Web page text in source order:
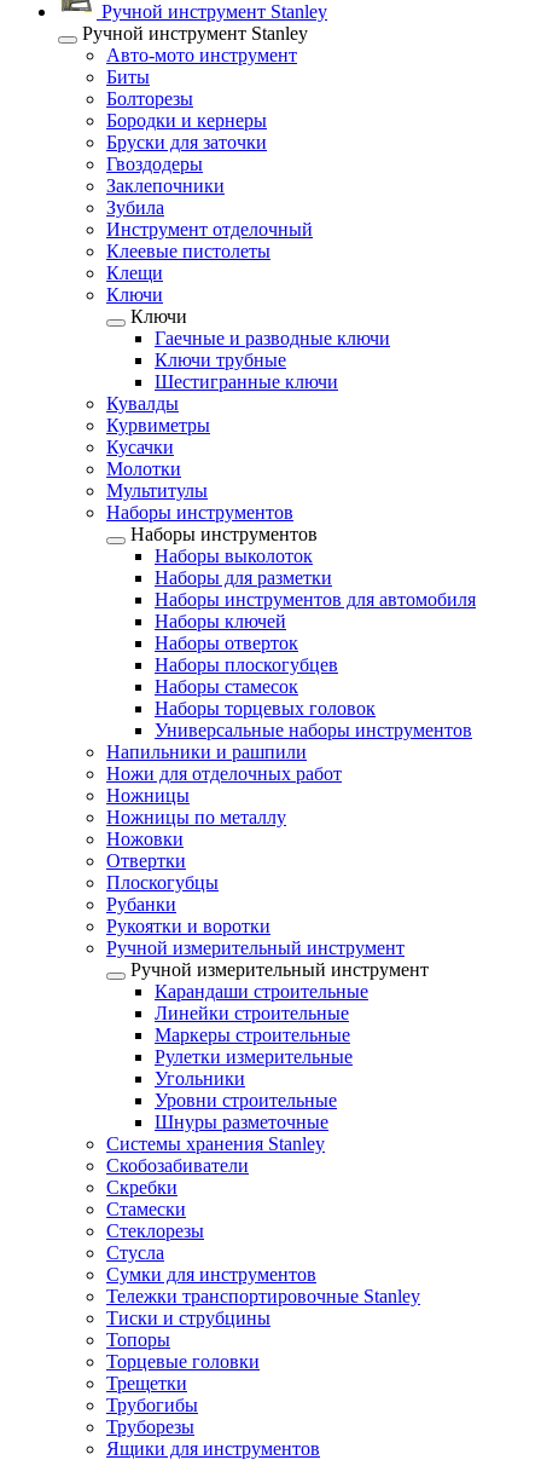
Ручной инструмент Stanley
Ручной инструмент Stanley
Авто-мото инструмент
Биты
Болторезы
Бородки и кернеры
Бруски для заточки
Гвоздодеры
Заклепочники
Зубила
Инструмент отделочный
Клеевые пистолеты
Клещи
Ключи
Ключи
Гаечные и разводные ключи
Ключи трубные
Шестигранные ключи
Кувалды
Курвиметры
Кусачки
Молотки
Мультитулы
Наборы инструментов
Наборы инструментов
Наборы выколоток
Наборы для разметки
Наборы инструментов для автомобиля
Наборы ключей
Наборы отверток
Наборы плоскогубцев
Наборы стамесок
Наборы торцевых головок
Универсальные наборы инструментов
Напильники и рашпили
Ножи для отделочных работ
Ножницы
Ножницы по металлу
Ножовки
Отвертки
Плоскогубцы
Рубанки
Рукоятки и воротки
Ручной измерительный инструмент
Ручной измерительный инструмент
Карандаши строительные
Линейки строительные
Маркеры строительные
Рулетки измерительные
Угольники
Уровни строительные
Шнуры разметочные
Системы хранения Stanley
Скобозабиватели
Скребки
Стамески
Стеклорезы
Стусла
Сумки для инструментов
Тележки транспортировочные Stanley
Тиски и струбцины
Топоры
Торцевые головки
Трещетки
Трубогибы
Труборезы
Ящики для инструментов